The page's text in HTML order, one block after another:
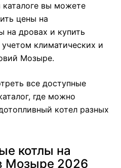
вы можете
цены на
на дровах и купить
климатических и
Мозыре.
все доступные
где можно
котел разных
котлы на
Мозыре 2026